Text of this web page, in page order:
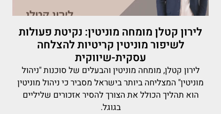
לירון קטלן מומחה מוניטין: נקיטת פעולות
לשיפור מוניטין קריטיות להצלחה
עסקית-שיווקית
לירון קטלן, מומחה מוניטין והבעלים של סוכנות "ניהול
מוניטין" המצליחה ביותר בישראל מסביר כי ניהול מוניטין
הוא תהליך הכולל את הצורך להסיר אזכורים שליליים
בגוגל.